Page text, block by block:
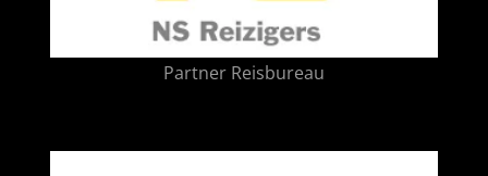
Partner Reisbureau